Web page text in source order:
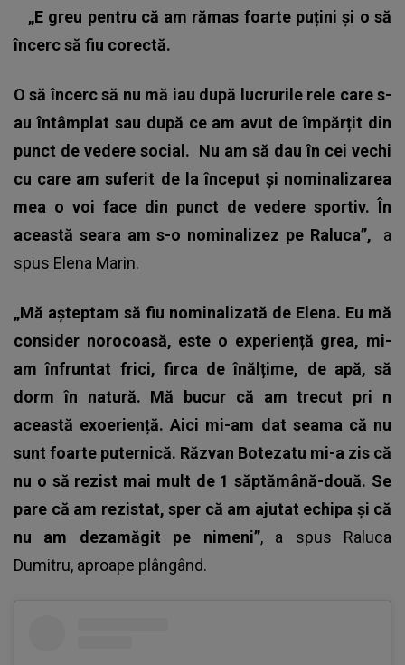
„E greu pentru că am rămas foarte puțini și o să
încerc să fiu corectă.
O să încerc să nu mă iau după lucrurile rele care s-
au întâmplat sau după ce am avut de împărțit din
punct de vedere social. Nu am să dau în cei vechi
cu care am suferit de la început și nominalizarea
mea o voi face din punct de vedere sportiv. În
această seara am s-o nominalizez pe Raluca”, a
spus Elena Marin.
„Mă așteptam să fiu nominalizată de Elena. Eu mă
consider norocoasă, este o experiență grea, mi-
am înfruntat frici, firca de înălțime, de apă, să
dorm în natură. Mă bucur că am trecut pri n
această exoeriență. Aici mi-am dat seama că nu
sunt foarte puternică. Răzvan Botezatu mi-a zis că
nu o să rezist mai mult de 1 săptămână-două. Se
pare că am rezistat, sper că am ajutat echipa și că
nu am dezamăgit pe nimeni”, a spus Raluca
Dumitru, aproape plângând.